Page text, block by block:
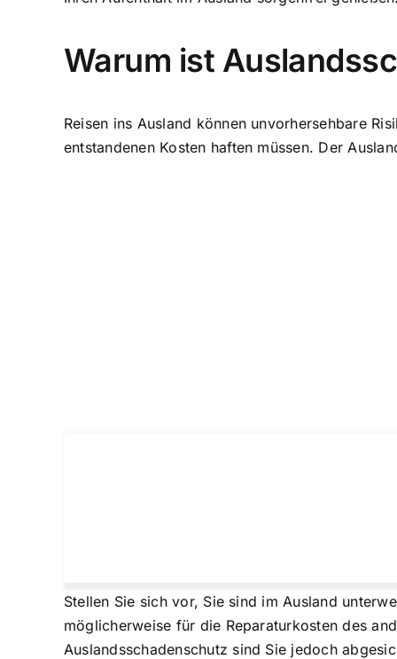
Warum ist
Reisen ins Ausland können unvorhersehbare
entstandenen Kosten haften müssen. Der
Stellen Sie sich vor, Sie sind im Ausland
möglicherweise für die Reparaturkosten des
Auslandsschadenschutz sind Sie jedoch